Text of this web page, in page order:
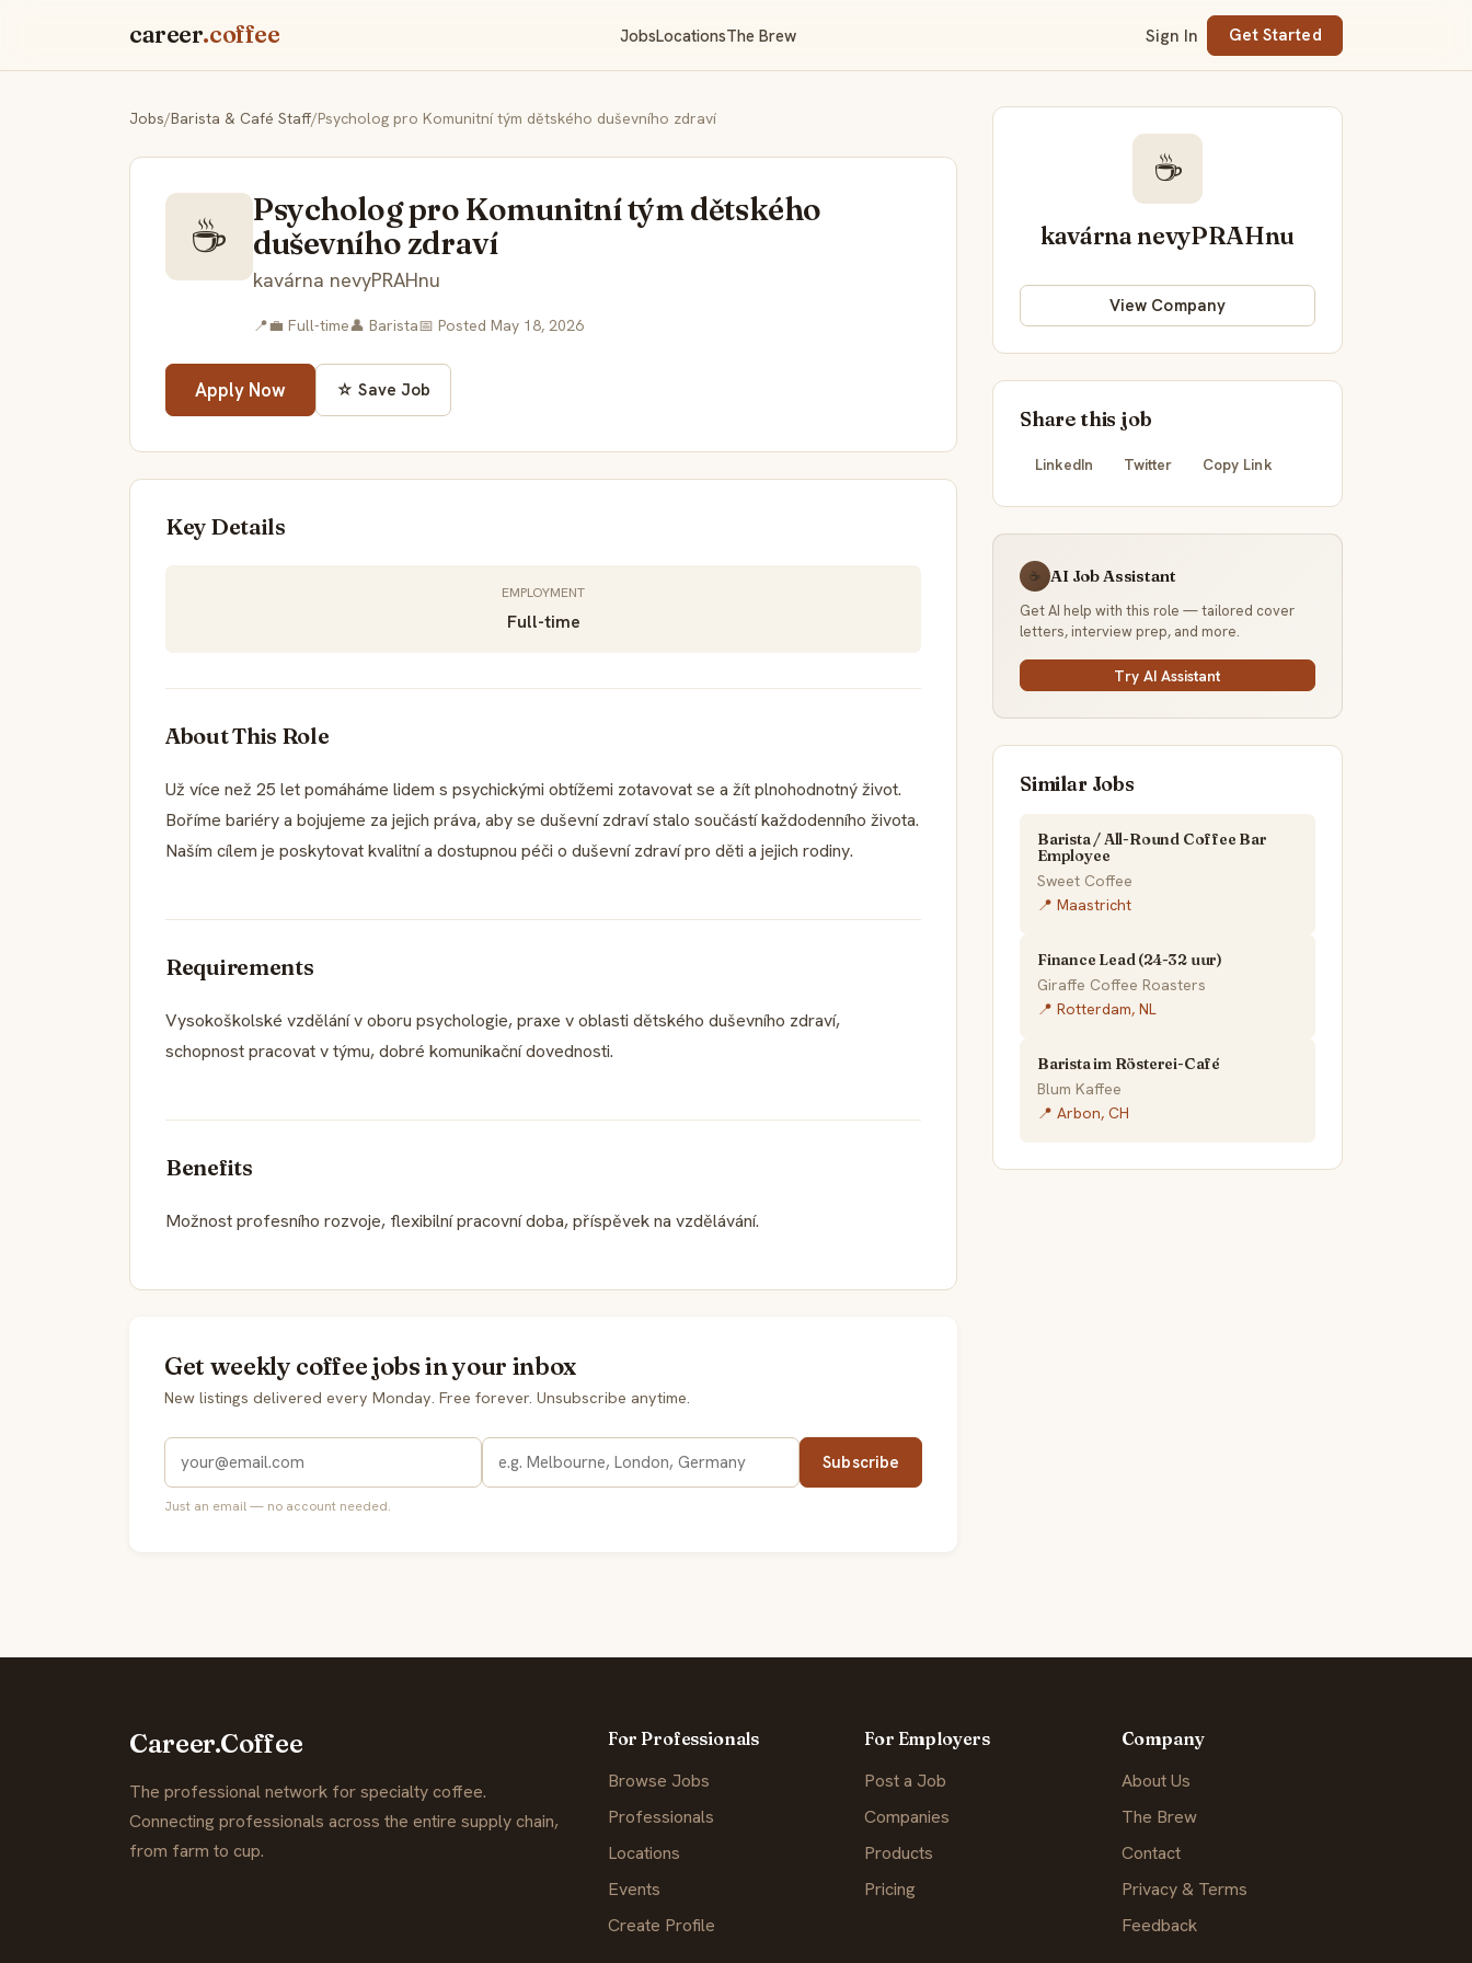
career.coffee JobsLocationsThe Brew Sign In Get Started
Jobs/Barista & Café Staff/Psycholog pro Komunitní tým dětského duševního zdraví
☕
Psycholog pro Komunitní tým dětského
duševního zdraví
kavárna nevyPRAHnu
📍💼 Full-time👤 Barista📅 Posted May 18, 2026
Apply Now ☆ Save Job
Key Details
EMPLOYMENT
Full-time
About This Role
Už více než 25 let pomáháme lidem s psychickými obtížemi zotavovat se a žít plnohodnotný život.
Boříme bariéry a bojujeme za jejich práva, aby se duševní zdraví stalo součástí každodenního života.
Naším cílem je poskytovat kvalitní a dostupnou péči o duševní zdraví pro děti a jejich rodiny.
Requirements
Vysokoškolské vzdělání v oboru psychologie, praxe v oblasti dětského duševního zdraví,
schopnost pracovat v týmu, dobré komunikační dovednosti.
Benefits
Možnost profesního rozvoje, flexibilní pracovní doba, příspěvek na vzdělávání.
Get weekly coffee jobs in your inbox
New listings delivered every Monday. Free forever. Unsubscribe anytime.
Subscribe
Just an email — no account needed.
☕
kavárna nevyPRAHnu
View Company
Share this job
LinkedIn Twitter Copy Link
☕ AI Job Assistant
Get AI help with this role — tailored cover
letters, interview prep, and more.
Try AI Assistant
Similar Jobs
Barista / All-Round Coffee Bar
Employee
Sweet Coffee
📍 Maastricht
Finance Lead (24-32 uur)
Giraffe Coffee Roasters
📍 Rotterdam, NL
Barista im Rösterei-Café
Blum Kaffee
📍 Arbon, CH
Career.Coffee
The professional network for specialty coffee.
Connecting professionals across the entire supply chain,
from farm to cup.
For Professionals
Browse Jobs
Professionals
Locations
Events
Create Profile
For Employers
Post a Job
Companies
Products
Pricing
Company
About Us
The Brew
Contact
Privacy & Terms
Feedback